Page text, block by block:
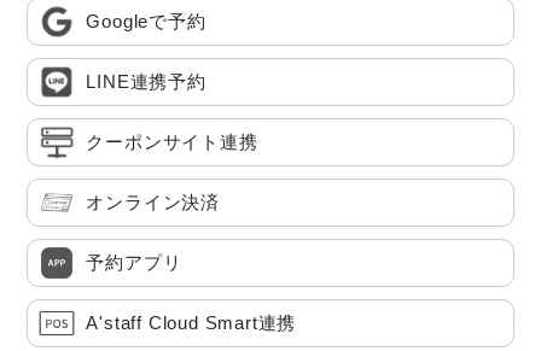
Googleで予約
LINE連携予約
クーポンサイト連携
オンライン決済
予約アプリ
A'staff Cloud Smart連携